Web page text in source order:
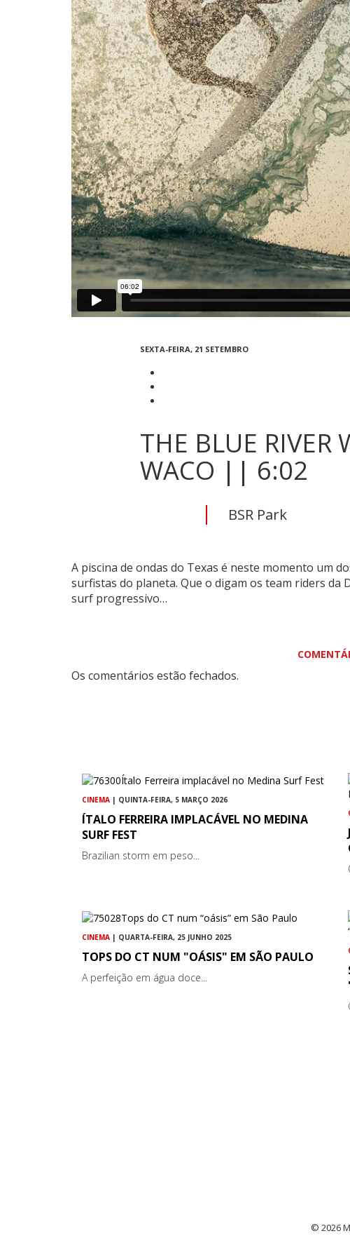
SEXTA-FEIRA, 21 SETEMBRO
THE BLUE RIVER
WACO || 6:02
BSR Park
A piscina de ondas do Texas é neste momento um
surfistas do planeta. Que o digam os team riders da
surf progressivo…
Os comentários estão fechados.
CINEMA | QUINTA-FEIRA, 5 MARÇO 2026
ÍTALO FERREIRA IMPLACÁVEL NO MEDINA
SURF FEST
Brazilian storm em peso...
CINEMA | QUARTA-FEIRA, 25 JUNHO 2025
TOPS DO CT NUM "OÁSIS" EM SÃO PAULO
A perfeição em água doce...
© 2026